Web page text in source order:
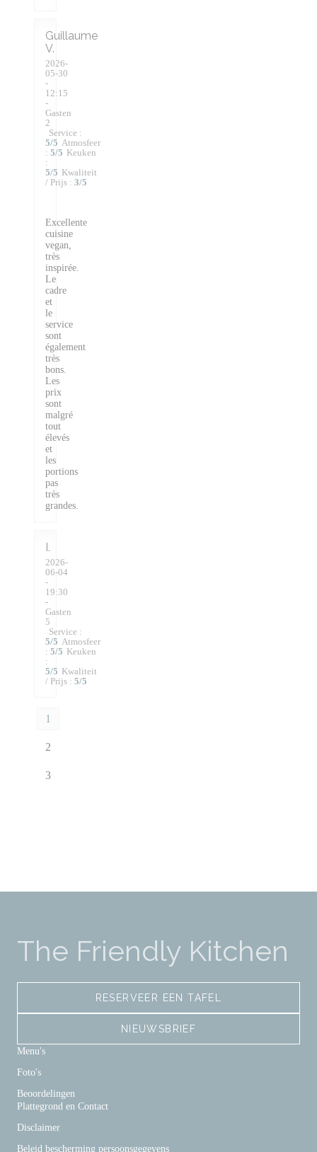
Guillaume
V
2026-
05-30
-
12:15
-
Gasten
2
Service :
5/5 Atmosfeer
: 5/5 Keuken
:
5/5 Kwaliteit
/ Prijs : 3/5
Excellente
cuisine
vegan,
très
inspirée.
Le
cadre
et
le
service
sont
également
très
bons.
Les
prix
sont
malgré
tout
élevés
et
les
portions
pas
très
grandes.
I
2026-
06-04
-
19:30
-
Gasten
5
Service :
5/5 Atmosfeer
: 5/5 Keuken
:
5/5 Kwaliteit
/ Prijs : 5/5
1
2
3
The Friendly Kitchen
RESERVEER EEN TAFEL
NIEUWSBRIEF
Menu's
Foto's
Beoordelingen
Plattegrond en Contact
Disclaimer
Beleid bescherming persoonsgegevens